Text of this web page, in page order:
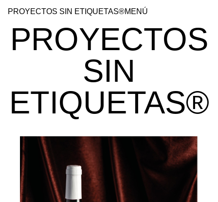
PROYECTOS SIN ETIQUETAS®MENÚ
PROYECTOS
SIN
ETIQUETAS®